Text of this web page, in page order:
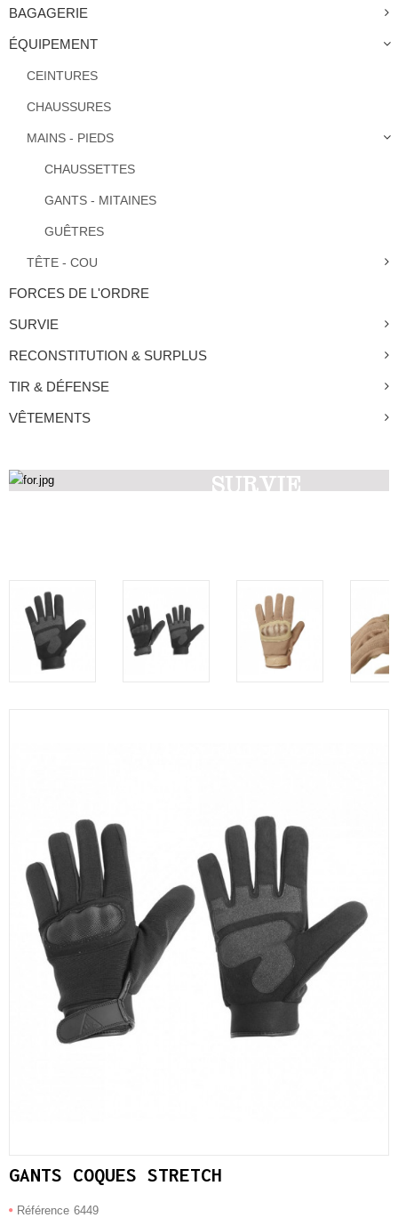
BAGAGERIE
ÉQUIPEMENT
CEINTURES
CHAUSSURES
MAINS - PIEDS
CHAUSSETTES
GANTS - MITAINES
GUÊTRES
TÊTE - COU
FORCES DE L'ORDRE
SURVIE
RECONSTITUTION & SURPLUS
TIR & DÉFENSE
VÊTEMENTS
SURVIE
GANTS COQUES STRETCH
Référence 6449